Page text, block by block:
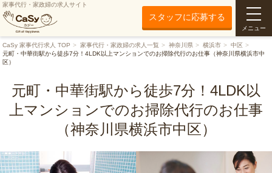
家事代行・家政婦の求人サイト
スタッフに応募する
メニュー
CaSy 家事代行求人 TOP 家事代行・家政婦の求人一覧 神奈川県 横浜市
中区
元町・中華街駅から徒歩7分！4LDK以上マンションでのお掃除代行のお仕事（神奈川県横浜市中
区）
元町・中華街駅から徒歩7分！4LDK以
上マンションでのお掃除代行のお仕事
（神奈川県横浜市中区）